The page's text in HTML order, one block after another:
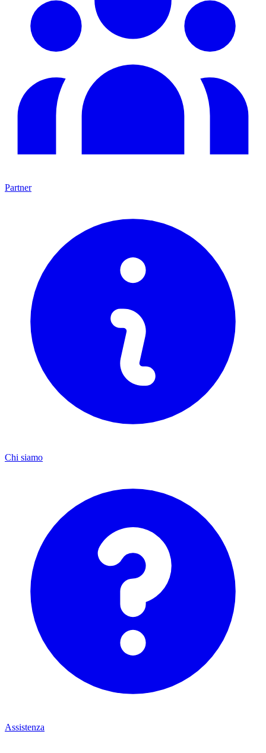
Partner
Chi siamo
Assistenza